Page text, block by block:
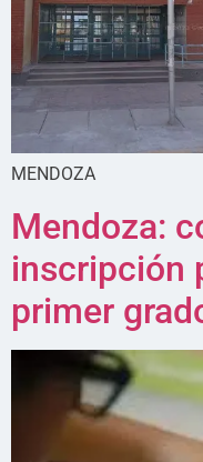
MENDOZA
Mendoza:
inscripción
primer